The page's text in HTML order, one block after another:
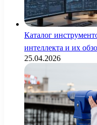
Каталог
интеллекта и их
25.04.2026